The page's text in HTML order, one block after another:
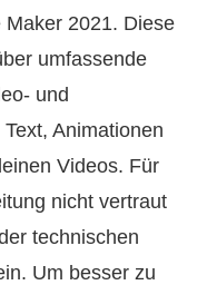
2021. Diese
umfassende
und
Animationen
Videos. Für
nicht vertraut
technischen
Um besser zu